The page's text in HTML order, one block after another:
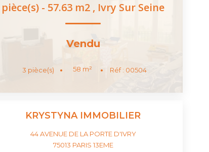
pièce(s) - 57.63 m2 , Ivry Sur Seine
Vendu
3 pièce(s) 58 m² Réf : 00504
KRYSTYNA IMMOBILIER
44 AVENUE DE LA PORTE D'IVRY
75013 PARIS 13EME